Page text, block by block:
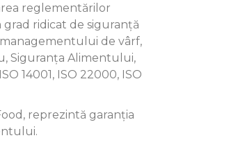
reglementărilor
ridicat de siguranță
de vârf,
Siguranța Alimentului,
14001, ISO 22000, ISO
reprezintă garanția